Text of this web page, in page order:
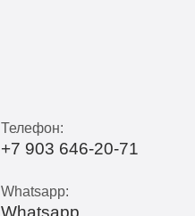
Телефон:
+7 903 646-20-71
Whatsapp: